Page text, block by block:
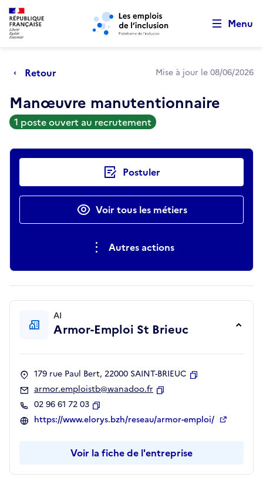
Aller au menu principal Aller au contenu principal
Menu
Retour Mise à jour le 08/06/2026
Manœuvre manutentionnaire
1 poste ouvert au recrutement
Actions rapides Postuler
Voir tous les métiers
Autres actions
AI
Armor-Emploi St Brieuc
179 rue Paul Bert, 22000 SAINT-BRIEUC
armor.emploistb@wanadoo.fr
02 96 61 72 03
Copier
https://www.elorys.bzh/reseau/armor-emploi/
Voir la fiche de l'entreprise
Retour au début de la page
Panneau de gestion des cookies